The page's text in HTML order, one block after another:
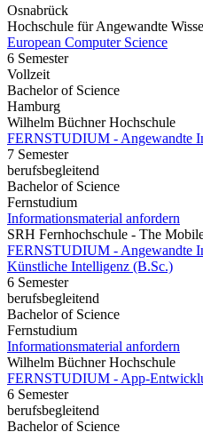
Osnabrück
Hochschule für Angewandte
European Computer Science
6 Semester
Vollzeit
Bachelor of Science
Hamburg
Wilhelm Büchner Hochschule
FERNSTUDIUM - Angewandte
7 Semester
berufsbegleitend
Bachelor of Science
Fernstudium
Informationsmaterial anfordern
SRH Fernhochschule - The
FERNSTUDIUM - Angewandte
Künstliche Intelligenz (B.Sc.)
6 Semester
berufsbegleitend
Bachelor of Science
Fernstudium
Informationsmaterial anfordern
Wilhelm Büchner Hochschule
FERNSTUDIUM - App-
6 Semester
berufsbegleitend
Bachelor of Science